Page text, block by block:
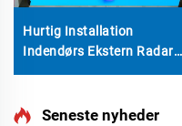
Hurtig Installation
Indendørs Ekstern Radar
P2.5 LED Digital Dance
Interaktiv KTV Gårdsbillede
Seneste nyheder